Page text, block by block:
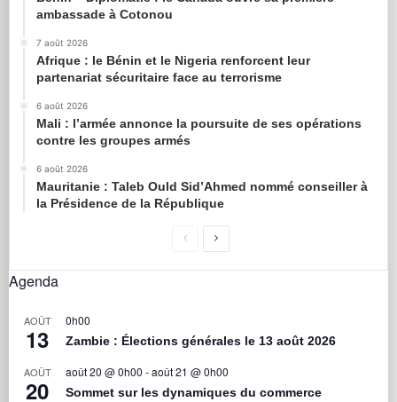
ambassade à Cotonou
7 août 2026
Afrique : le Bénin et le Nigeria renforcent leur
partenariat sécuritaire face au terrorisme
6 août 2026
Mali : l’armée annonce la poursuite de ses opérations
contre les groupes armés
6 août 2026
Mauritanie : Taleb Ould Sid’Ahmed nommé conseiller à
la Présidence de la République
Agenda
AOÛT
13
0h00
Zambie : Élections générales le 13 août 2026
AOÛT
20
août 20 @ 0h00 -août 21 @ 0h00
Sommet sur les dynamiques du commerce